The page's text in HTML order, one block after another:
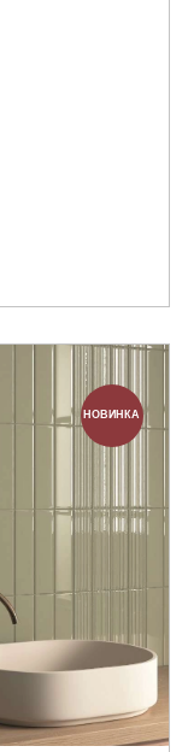
НОВИНКА